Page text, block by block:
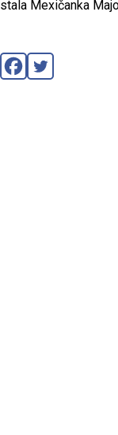
stala Mexičanka